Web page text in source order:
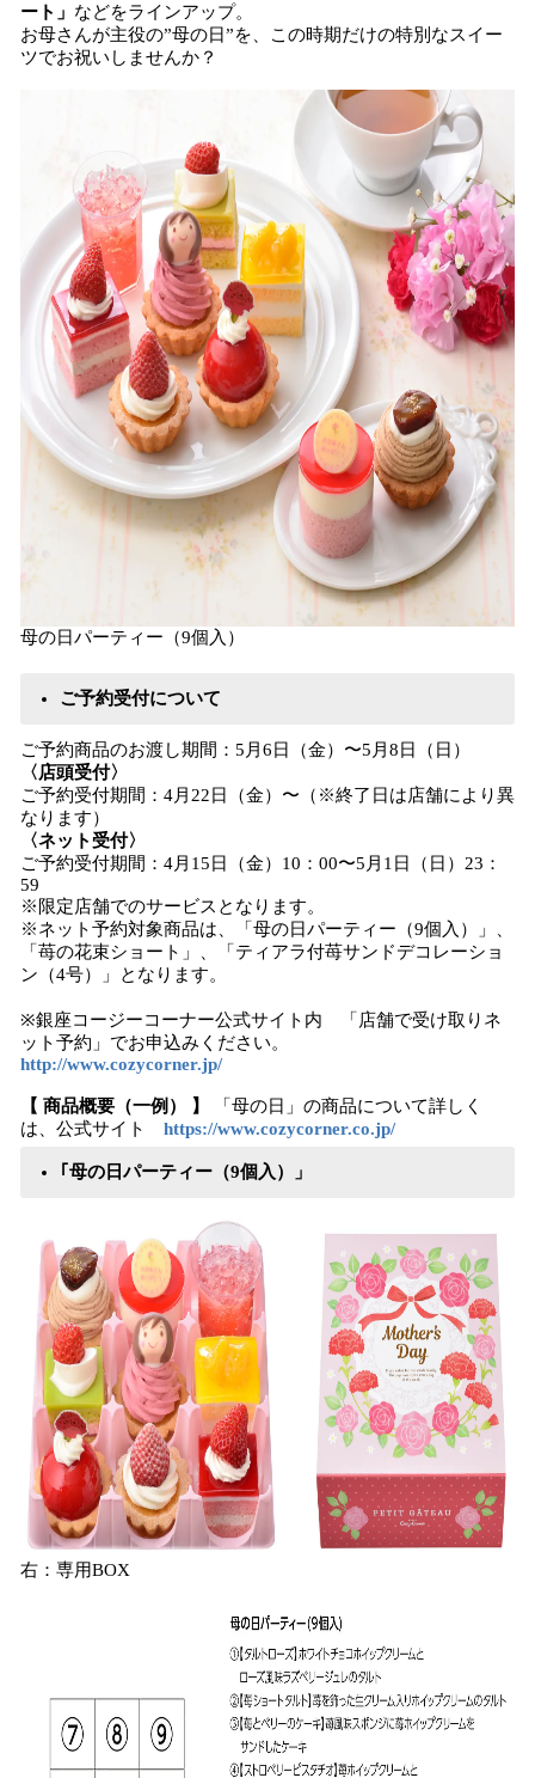
ート」 などをラインアップ。
お母さんが主役の”母の日”を、この時期だけの特別なスイー
ツでお祝いしませんか？
母の日パーティー（9個入）
ご予約受付について
ご予約商品のお渡し期間：5月6日（金）〜5月8日（日）
〈店頭受付〉
ご予約受付期間：4月22日（金）〜（※終了日は店舗により異
なります）
〈ネット受付〉
ご予約受付期間：4月15日（金）10：00〜5月1日（日）23：
59
※限定店舗でのサービスとなります。
※ネット予約対象商品は、「母の日パーティー（9個入）」、
「苺の花束ショート」、「ティアラ付苺サンドデコレーショ
ン（4号）」となります。
※銀座コージーコーナー公式サイト内 「店舗で受け取りネ
ット予約」でお申込みください。
http://www.cozycorner.jp/
【 商品概要（一例） 】
「母の日」の商品について詳しく
は、公式サイト https://www.cozycorner.co.jp/
｢母の日パーティー（9個入）」
右：専用BOX